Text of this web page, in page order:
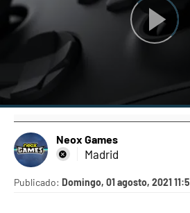
Neox Games
Madrid
Publicado: Domingo, 01 agosto, 2021